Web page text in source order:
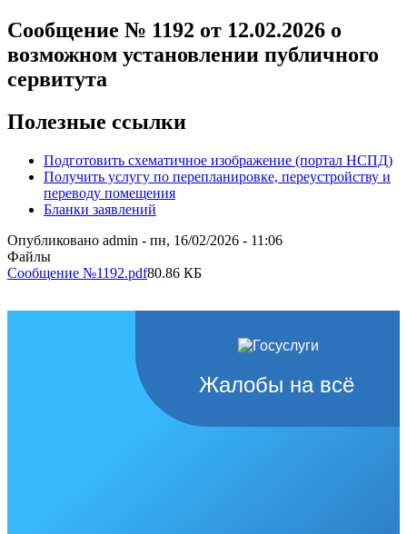
Сообщение № 1192 от 12.02.2026 о
возможном установлении публичного
сервитута
Полезные ссылки
Подготовить схематичное изображение (портал НСПД)
Получить услугу по перепланировке, переустройству и
переводу помещения
Бланки заявлений
Опубликовано admin - пн, 16/02/2026 - 11:06
Файлы
Сообщение №1192.pdf80.86 КБ
Жалобы на всё